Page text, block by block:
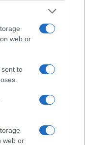
web or
to
web or